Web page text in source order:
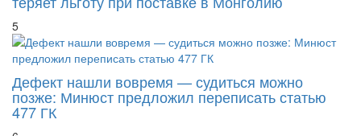
5
Дефект нашли вовремя — судиться можно
позже: Минюст предложил переписать статью
477 ГК
6